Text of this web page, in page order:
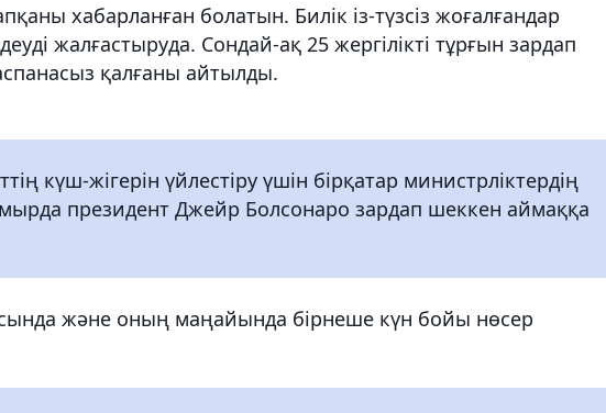
хабарланған болатын. Билік із-түзсіз жоғалғандар
жалғастыруда. Сондай-ақ 25 жергілікті тұрғын зардап
қалғаны айтылды.
күш-жігерін үйлестіру үшін бірқатар министрліктердің
президент Джейр Болсонаро зардап шеккен аймаққа
және оның маңайында бірнеше күн бойы нөсер